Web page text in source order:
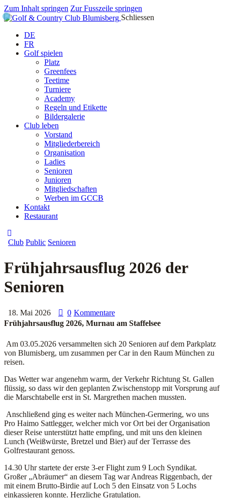
Zum Inhalt springen Zur Fusszeile springen
Schliessen
DE
FR
Golf spielen
Platz
Greenfees
Teetime
Turniere
Academy
Regeln und Etikette
Bildergalerie
Club leben
Vorstand
Mitgliederbereich
Organisation
Ladies
Senioren
Junioren
Mitgliedschaften
Werben im GCCB
Kontakt
Restaurant
Club Public Senioren
Frühjahrsausflug 2026 der
Senioren
18. Mai 2026 0 Kommentare
Frühjahrsausflug 2026, Murnau am Staffelsee
Am 03.05.2026 versammelten sich 20 Senioren auf dem Parkplatz
von Blumisberg, um zusammen per Car in den Raum München zu
reisen.
Das Wetter war angenehm warm, der Verkehr Richtung St. Gallen
flüssig, so dass wir den geplanten Zwischenstopp mit Vorsprung auf
die Marschtabelle erst in St. Margrethen machen mussten.
Anschließend ging es weiter nach München-Germering, wo uns
Pro Haimo Sattlegger, welcher mich vor Ort bei der Organisation
dieser Reise unterstützt hatte empfing, und mit uns den kleinen
Lunch (Weißwürste, Bretzel und Bier) auf der Terrasse des
Golfrestaurant genoss.
14.30 Uhr startete der erste 3-er Flight zum 9 Loch Syndikat.
Großer „Abräumer“ an diesem Tag war Andreas Riggenbach, der
mit einem Brutto-Birdie auf Loch 5 den Einsatz von 5 Lochs
einkassieren konnte. Herzliche Gratulation.